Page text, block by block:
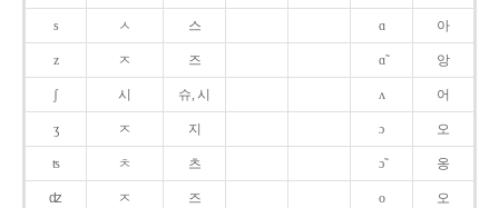
s ㅅ 스 ɑ 아
z ㅈ 즈 ɑ̃ 앙
ʃ 시 슈, 시 ʌ 어
ʒ ㅈ 지 ɔ 오
ʦ ㅊ 츠 ɔ̃ 옹
ʣ ㅈ 즈 o 오